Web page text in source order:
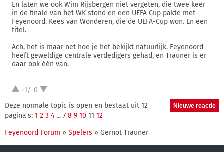
En laten we ook Wim Rijsbergen niet vergeten, die twee keer
in de finale van het WK stond en een UEFA Cup pakte met
Feyenoord. Kees van Wonderen, die de UEFA-Cup won. En een
titel.
Ach, het is maar net hoe je het bekijkt natuurlijk. Feyenoord
heeft geweldige centrale verdedigers gehad, en Trauner is er
daar ook één van.
+1/-0
Deze normale topic is open en bestaat uit 12
pagina's: 1 2 3 4 ... 7 8 9 10 11 12
Feyenoord Forum » Spelers » Gernot Trauner